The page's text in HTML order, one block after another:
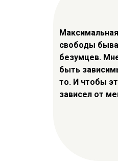
свободы
безумцев.
быть
то. И чтобы
зависел от